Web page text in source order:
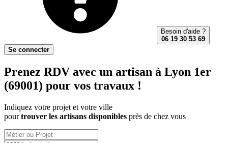
Besoin d'aide ?
06 19 30 53 69
Se connecter
Prenez RDV avec un artisan à Lyon 1er
(69001) pour vos travaux !
Indiquez votre projet et votre ville
pourtrouver les artisans disponibles près de chez vous